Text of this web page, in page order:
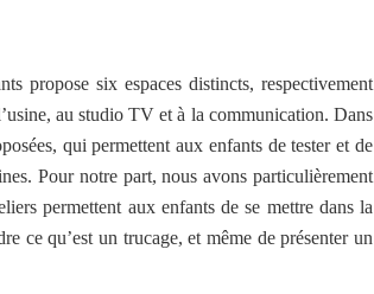
propose six espaces distincts, respectivement
au studio TV et à la communication. Dans
qui permettent aux enfants de tester et de
Pour notre part, nous avons particulièrement
permettent aux enfants de se mettre dans la
ce qu’est un trucage, et même de présenter un